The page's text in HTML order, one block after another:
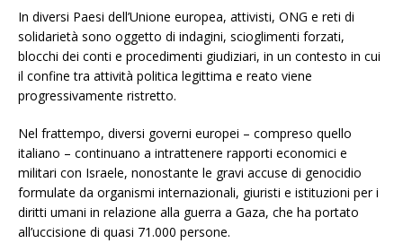
In diversi Paesi dell’Unione europea, attivisti, ONG e reti di
solidarietà sono oggetto di indagini, scioglimenti forzati,
blocchi dei conti e procedimenti giudiziari, in un contesto in cui
il confine tra attività politica legittima e reato viene
progressivamente ristretto.
Nel frattempo, diversi governi europei – compreso quello
italiano – continuano a intrattenere rapporti economici e
militari con Israele, nonostante le gravi accuse di genocidio
formulate da organismi internazionali, giuristi e istituzioni per i
diritti umani in relazione alla guerra a Gaza, che ha portato
all’uccisione di quasi 71.000 persone.